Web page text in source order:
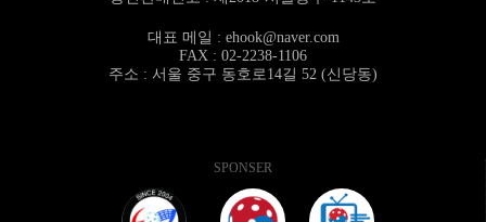
대표 메일 : ehook@naver.com
FAX : 02-2238-1106
주소 : 서울 중구 동호로14길 52 (신당동)
SPONSER